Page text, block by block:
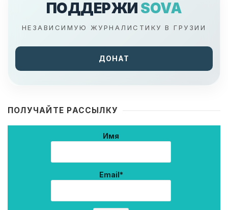
ПОДДЕРЖИ SOVA
НЕЗАВИСИМУЮ ЖУРНАЛИСТИКУ В ГРУЗИИ
ДОНАТ
ПОЛУЧАЙТЕ РАССЫЛКУ
Имя
Email*